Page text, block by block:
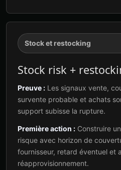
Stock et restocking
Stock risk +
Preuve : Les signaux vente,
survente probable et achats
support subisse la rupture.
Première action : Construire
risque avec horizon de
fournisseur, retard éventuel et
réapprovisionnement.